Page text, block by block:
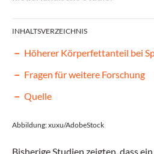
INHALTSVERZEICHNIS
Höherer Körperfettanteil bei
Fragen für weitere Forschung
Quelle
Abbildung: xuxu/AdobeStock
Bisherige Studien zeigten, dass